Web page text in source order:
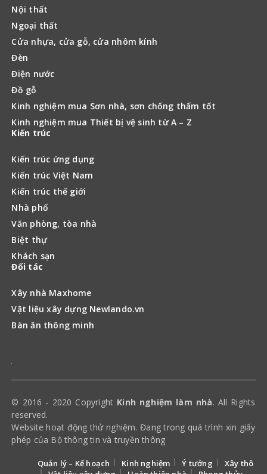
Nội thất
Ngoại thất
Cửa nhựa, cửa gỗ, cửa nhôm kính
Đèn
Điện nước
Đồ gỗ
Kinh nghiệm mua Sơn nhà, sơn chống thấm tốt
Kinh nghiệm mua Thiết bị vệ sinh từ A – Z
Kiến trúc
Kiến trúc ứng dụng
Kiến trúc Việt Nam
Kiến trúc thế giới
Nhà phố
Văn phòng, tòa nhà
Biệt thự
Khách sạn
Đối tác
Xây nhà Maxhome
Vật liệu xây dựng Newlando.vn
Bàn ăn thông minh
© 2016 - 2020 Copyright Kinh nghiệm làm nhà. All Rights
reserved.
Website hoạt động thử nghiệm. Đang trong quá trình xin giấy
phép của Bộ thông tin và truyền thông
Quản lý – Kế hoạch Kinh nghiệm Ý tưởng
Xây thô